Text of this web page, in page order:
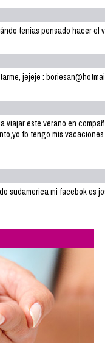
tenías pensado hacer el
jejeje :
viajar este verano en
tb tengo mis
sudamerica mi facebok es